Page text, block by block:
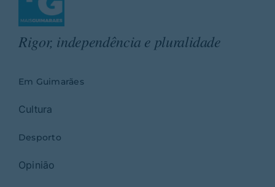
Rigor, independência e pluralidade
Em Guimarães
Cultura
Desporto
Opinião